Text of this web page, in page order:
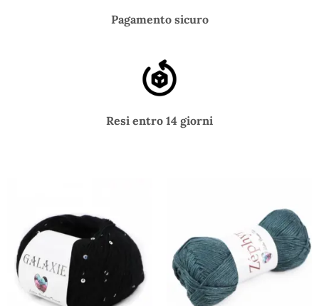
Pagamento sicuro
Resi entro 14 giorni